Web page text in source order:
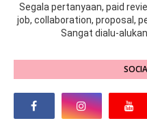
Segala pertanyaan, paid
job, collaboration, proposal,
Sangat dialu-